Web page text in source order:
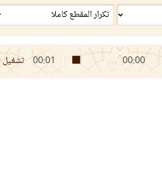
00:00
00:01 تشغيل